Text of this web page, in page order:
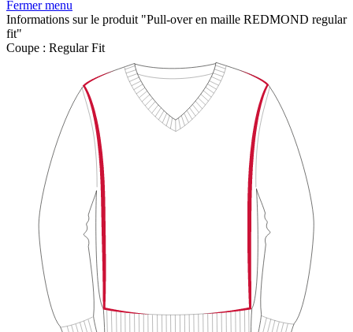
Fermer menu
Informations sur le produit "Pull-over en maille REDMOND regular
fit"
Coupe : Regular Fit